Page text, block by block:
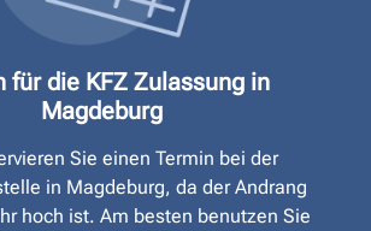
für die KFZ Zulassung in
Magdeburg
Sie einen Termin bei der
in Magdeburg, da der Andrang
hoch ist. Am besten benutzen Sie